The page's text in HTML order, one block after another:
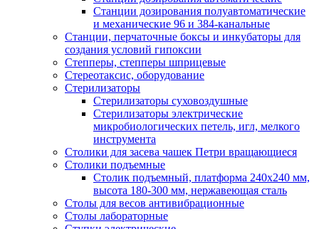
Станции дозирования полуавтоматические
и механические 96 и 384-канальные
Станции, перчаточные боксы и инкубаторы для
создания условий гипоксии
Степперы, степперы шприцевые
Стереотаксис, оборудование
Стерилизаторы
Стерилизаторы суховоздушные
Стерилизаторы электрические
микробиологических петель, игл, мелкого
инструмента
Столики для засева чашек Петри вращающиеся
Столики подъемные
Столик подъемный, платформа 240х240 мм,
высота 180-300 мм, нержавеющая сталь
Столы для весов антивибрационные
Столы лабораторные